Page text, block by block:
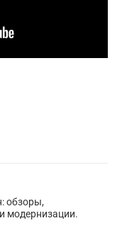
обзоры,
модернизации.